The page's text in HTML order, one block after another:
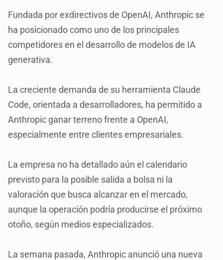
Fundada por exdirectivos de OpenAI, Anthropic se
ha posicionado como uno de los principales
competidores en el desarrollo de modelos de IA
generativa.
La creciente demanda de su herramienta Claude
Code, orientada a desarrolladores, ha permitido a
Anthropic ganar terreno frente a OpenAI,
especialmente entre clientes empresariales.
La empresa no ha detallado aún el calendario
previsto para la posible salida a bolsa ni la
valoración que busca alcanzar en el mercado,
aunque la operación podría producirse el próximo
otoño, según medios especializados.
La semana pasada, Anthropic anunció una nueva